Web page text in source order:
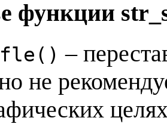
функции
–
не